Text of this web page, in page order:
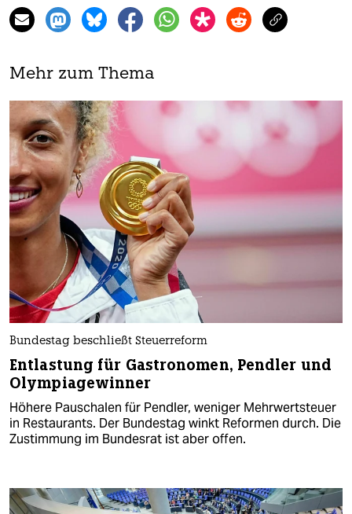
Mehr zum Thema
Bundestag beschließt Steuerreform
Entlastung für Gastronomen, Pendler und
Olympiagewinner
Höhere Pauschalen für Pendler, weniger Mehrwertsteuer
in Restaurants. Der Bundestag winkt Reformen durch. Die
Zustimmung im Bundesrat ist aber offen.